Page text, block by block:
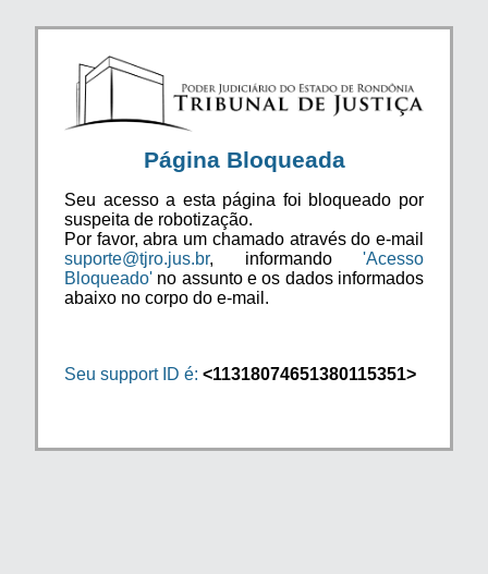
Página Bloqueada
Seu acesso a esta página foi bloqueado por
suspeita de robotização.
Por favor, abra um chamado através do e-mail
suporte@tjro.jus.br, informando 'Acesso
Bloqueado' no assunto e os dados informados
abaixo no corpo do e-mail.
Seu support ID é: <11318074651380115351>